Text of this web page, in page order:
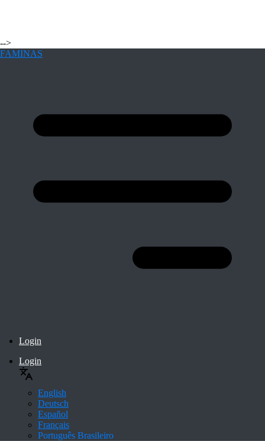
-->
FAMINAS
Login
Login
English
Deutsch
Español
Français
Português Brasileiro